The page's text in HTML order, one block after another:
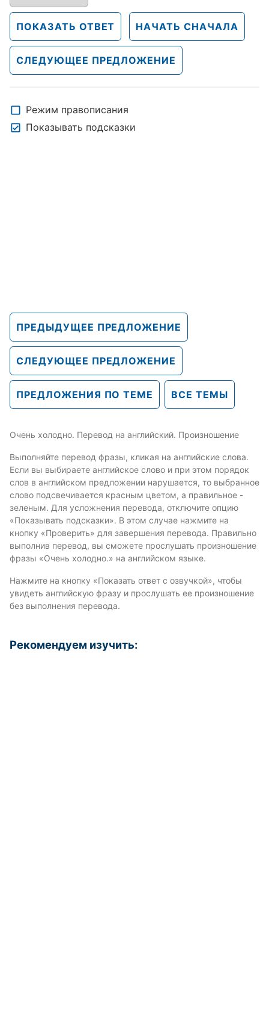
ПОКАЗАТЬ ОТВЕТ НАЧАТЬ СНАЧАЛА
СЛЕДУЮЩЕЕ ПРЕДЛОЖЕНИЕ
Режим правописания
Показывать подсказки
ПРЕДЫДУЩЕЕ ПРЕДЛОЖЕНИЕ
СЛЕДУЮЩЕЕ ПРЕДЛОЖЕНИЕ
ПРЕДЛОЖЕНИЯ ПО ТЕМЕ ВСЕ ТЕМЫ
Очень холодно. Перевод на английский. Произношение
Выполняйте перевод фразы, кликая на английские слова.
Если вы выбираете английское слово и при этом порядок
слов в английском предложении нарушается, то выбранное
слово подсвечивается красным цветом, а правильное -
зеленым. Для усложнения перевода, отключите опцию
«Показывать подсказки». В этом случае нажмите на
кнопку «Проверить» для завершения перевода. Правильно
выполнив перевод, вы сможете прослушать произношение
фразы «Очень холодно.» на английском языке.
Нажмите на кнопку «Показать ответ с озвучкой», чтобы
увидеть английскую фразу и прослушать ее произношение
без выполнения перевода.
Рекомендуем изучить: